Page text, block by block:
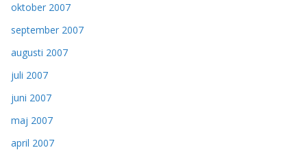
oktober 2007
september 2007
augusti 2007
juli 2007
juni 2007
maj 2007
april 2007